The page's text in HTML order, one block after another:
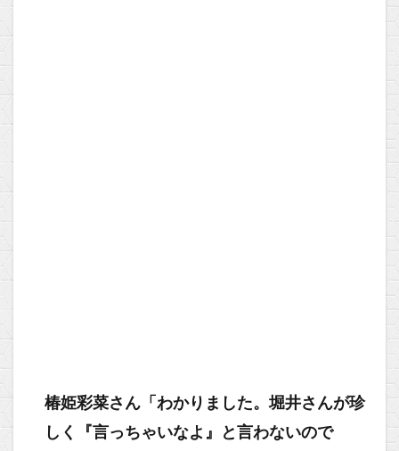
椿姫彩菜さん「わかりました。堀井さんが珍
しく『言っちゃいなよ』と言わないので